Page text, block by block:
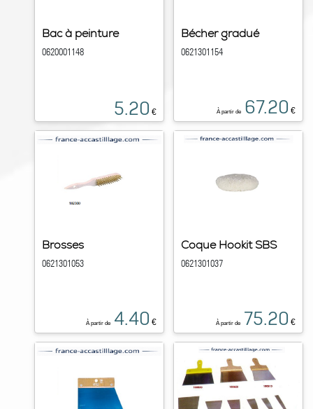
Bac à peinture
0620001148
5.20 €
Bécher gradué
0621301154
À partir de 67.20 €
Brosses
0621301053
À partir de 4.40 €
Coque Hookit SBS
0621301037
À partir de 75.20 €